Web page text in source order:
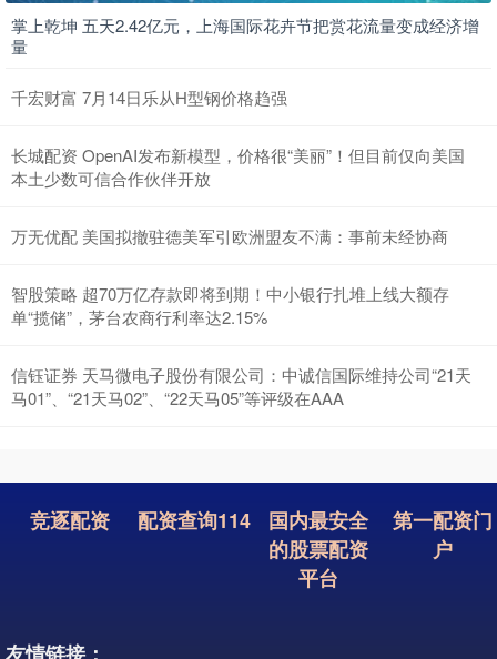
掌上乾坤 五天2.42亿元，上海国际花卉节把赏花流量变成经济增
量
千宏财富 7月14日乐从H型钢价格趋强
长城配资 OpenAI发布新模型，价格很“美丽”！但目前仅向美国
本土少数可信合作伙伴开放
万无优配 美国拟撤驻德美军引欧洲盟友不满：事前未经协商
智股策略 超70万亿存款即将到期！中小银行扎堆上线大额存
单“揽储”，茅台农商行利率达2.15%
信钰证券 天马微电子股份有限公司：中诚信国际维持公司“21天
马01”、“21天马02”、“22天马05”等评级在AAA
竞逐配资 配资查询114
国内最安全
的股票配资
平台
第一配资门
户